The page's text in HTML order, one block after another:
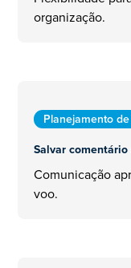
organização.
Planejamento
Salvar
Comunicação
voo.